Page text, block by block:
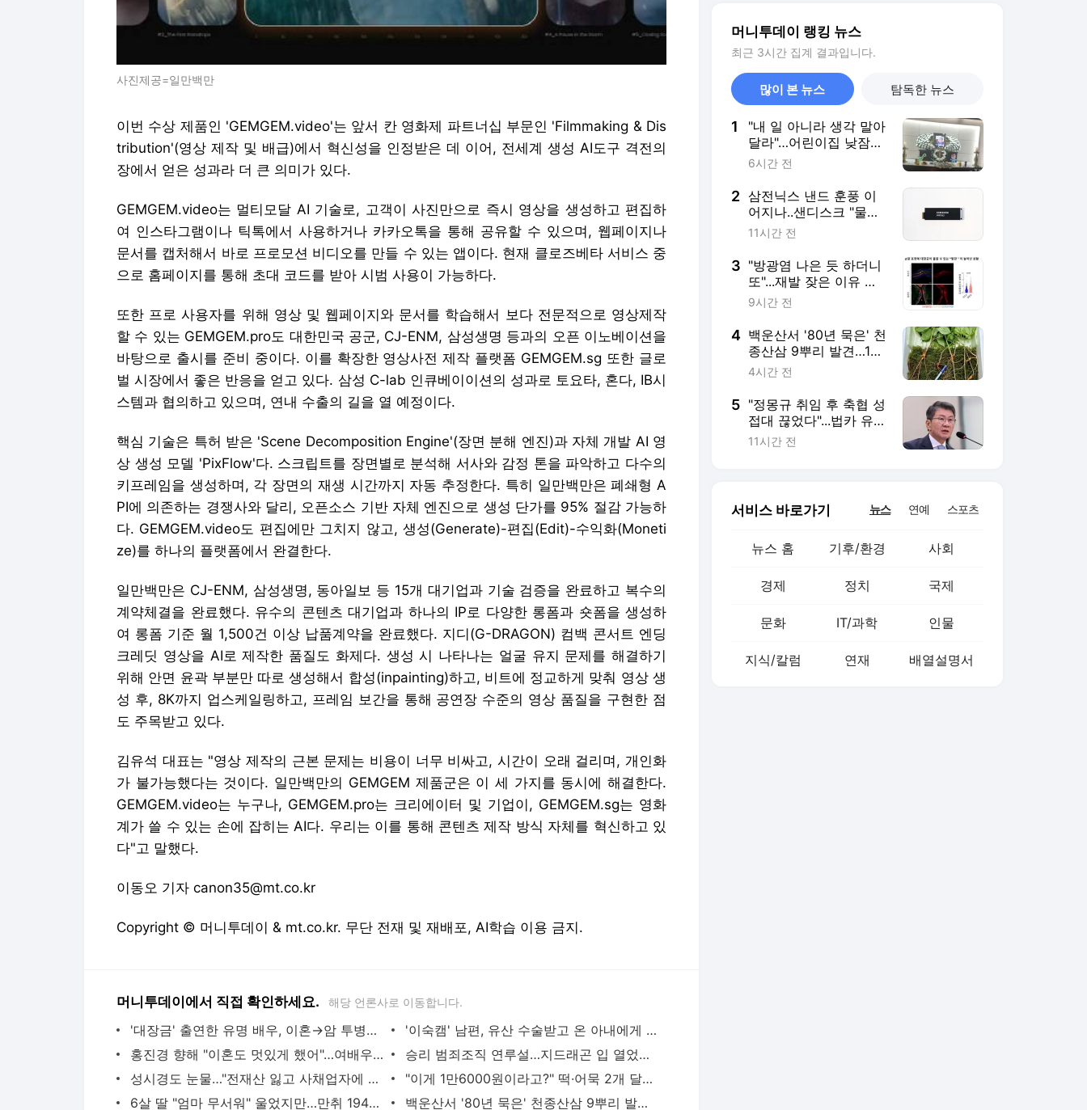
사진제공=일만백만
이번 수상 제품인 'GEMGEM.video'는 앞서 칸 영화제 파트너십 부문인 'Filmmaking & Dis
tribution'(영상 제작 및 배급)에서 혁신성을 인정받은 데 이어, 전세계 생성 AI도구 격전의
장에서 얻은 성과라 더 큰 의미가 있다.
GEMGEM.video는 멀티모달 AI 기술로, 고객이 사진만으로 즉시 영상을 생성하고 편집하
여 인스타그램이나 틱톡에서 사용하거나 카카오톡을 통해 공유할 수 있으며, 웹페이지나
문서를 캡처해서 바로 프로모션 비디오를 만들 수 있는 앱이다. 현재 클로즈베타 서비스 중
으로 홈페이지를 통해 초대 코드를 받아 시범 사용이 가능하다.
또한 프로 사용자를 위해 영상 및 웹페이지와 문서를 학습해서 보다 전문적으로 영상제작
할 수 있는 GEMGEM.pro도 대한민국 공군, CJ-ENM, 삼성생명 등과의 오픈 이노베이션을
바탕으로 출시를 준비 중이다. 이를 확장한 영상사전 제작 플랫폼 GEMGEM.sg 또한 글로
벌 시장에서 좋은 반응을 얻고 있다. 삼성 C-lab 인큐베이이션의 성과로 토요타, 혼다, IB시
스템과 협의하고 있으며, 연내 수출의 길을 열 예정이다.
핵심 기술은 특허 받은 'Scene Decomposition Engine'(장면 분해 엔진)과 자체 개발 AI 영
상 생성 모델 'PixFlow'다. 스크립트를 장면별로 분석해 서사와 감정 톤을 파악하고 다수의
키프레임을 생성하며, 각 장면의 재생 시간까지 자동 추정한다. 특히 일만백만은 폐쇄형 A
PI에 의존하는 경쟁사와 달리, 오픈소스 기반 자체 엔진으로 생성 단가를 95% 절감 가능하
다. GEMGEM.video도 편집에만 그치지 않고, 생성(Generate)-편집(Edit)-수익화(Moneti
ze)를 하나의 플랫폼에서 완결한다.
일만백만은 CJ-ENM, 삼성생명, 동아일보 등 15개 대기업과 기술 검증을 완료하고 복수의
계약체결을 완료했다. 유수의 콘텐츠 대기업과 하나의 IP로 다양한 롱폼과 숏폼을 생성하
여 롱폼 기준 월 1,500건 이상 납품계약을 완료했다. 지디(G-DRAGON) 컴백 콘서트 엔딩
크레딧 영상을 AI로 제작한 품질도 화제다. 생성 시 나타나는 얼굴 유지 문제를 해결하기
위해 안면 윤곽 부분만 따로 생성해서 합성(inpainting)하고, 비트에 정교하게 맞춰 영상 생
성 후, 8K까지 업스케일링하고, 프레임 보간을 통해 공연장 수준의 영상 품질을 구현한 점
도 주목받고 있다.
김유석 대표는 "영상 제작의 근본 문제는 비용이 너무 비싸고, 시간이 오래 걸리며, 개인화
가 불가능했다는 것이다. 일만백만의 GEMGEM 제품군은 이 세 가지를 동시에 해결한다.
GEMGEM.video는 누구나, GEMGEM.pro는 크리에이터 및 기업이, GEMGEM.sg는 영화
계가 쓸 수 있는 손에 잡히는 AI다. 우리는 이를 통해 콘텐츠 제작 방식 자체를 혁신하고 있
다"고 말했다.
이동오 기자 canon35@mt.co.kr
Copyright © 머니투데이 & mt.co.kr. 무단 전재 및 재배포, AI학습 이용 금지.
머니투데이에서 직접 확인하세요. 해당 언론사로 이동합니다.
'대장금' 출연한 유명 배우, 이혼→암 투병…"엄마 2년간 절연" 고백 - 머니투데이
'이숙캠' 남편, 유산 수술받고 온 아내에게 "한 번 할까?" 막말 '충격' - 머니투데이
홍진경 향해 "이혼도 멋있게 했어"…여배우 솔직 발언에 '당황' - 머니투데이
승리 범죄조직 연루설…지드래곤 입 열었다 "사생활은 별개의 일" - 머니투데이
성시경도 눈물…"전재산 잃고 사채업자에 무릎" 매니저 배신 폭로한 연예인들 - 머니투데이
"이게 1만6000원이라고?" 떡·어묵 2개 달랑...워터파크 바가지 논란 - 머니투데이
6살 딸 "엄마 무서워" 울었지만…만취 194㎞ 질주, 예비신랑 숨졌다 - 머니투데이
백운산서 '80년 묵은' 천종산삼 9뿌리 발견…1억 3000만원 평가 - 머니투데이
머니투데이 랭킹 뉴스
최근 3시간 집계 결과입니다.
많이 본 뉴스 탐독한 뉴스
1
"내 일 아니라 생각 말아
달라"…어린이집 낮잠
중 사망 아기 엄마의 눈
6시간 전
2 삼전닉스 낸드 훈풍 이
어지나..샌디스크 "물량
없어 못 번다" 공식화
11시간 전
3 "방광염 나은 듯 하더니
또"...재발 잦은 이유 찾
았다[한 장으로 보는 건
9시간 전
4 백운산서 '80년 묵은' 천
종산삼 9뿌리 발견…1억
3000만원 평가
4시간 전
5 "정몽규 취임 후 축협 성
접대 끊었다"...법카 유흥
업소 사용 '전면 차단'
11시간 전
서비스 바로가기 뉴스 연예 스포츠
뉴스 홈 기후/환경 사회
경제 정치 국제
문화 IT/과학 인물
지식/칼럼 연재 배열설명서